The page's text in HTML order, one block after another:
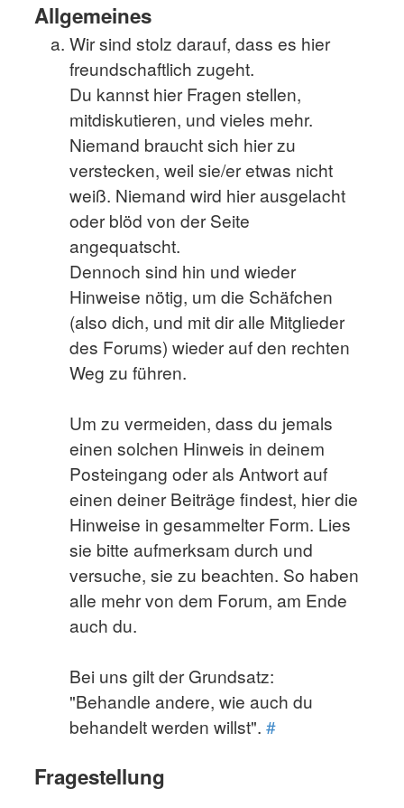
Allgemeines
Wir sind stolz darauf, dass es hier
freundschaftlich zugeht.
Du kannst hier Fragen stellen,
mitdiskutieren, und vieles mehr.
Niemand braucht sich hier zu
verstecken, weil sie/er etwas nicht
weiß. Niemand wird hier ausgelacht
oder blöd von der Seite
angequatscht.
Dennoch sind hin und wieder
Hinweise nötig, um die Schäfchen
(also dich, und mit dir alle Mitglieder
des Forums) wieder auf den rechten
Weg zu führen.
Um zu vermeiden, dass du jemals
einen solchen Hinweis in deinem
Posteingang oder als Antwort auf
einen deiner Beiträge findest, hier die
Hinweise in gesammelter Form. Lies
sie bitte aufmerksam durch und
versuche, sie zu beachten. So haben
alle mehr von dem Forum, am Ende
auch du.
Bei uns gilt der Grundsatz:
"Behandle andere, wie auch du
behandelt werden willst". #
Fragestellung